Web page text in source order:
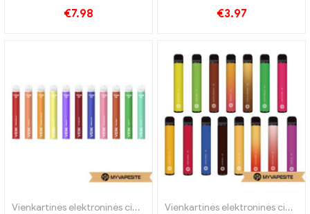
€7.98 €3.97
Vienkartinės elektroninės cigaretės
Vienkartinės elektroninės cigaretės